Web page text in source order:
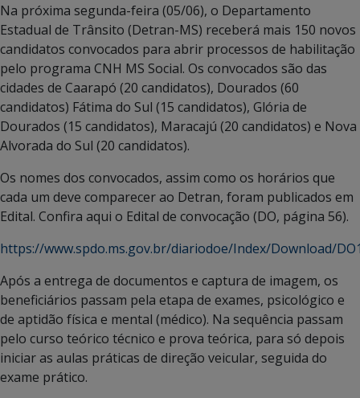
Na próxima segunda-feira (05/06), o Departamento
Estadual de Trânsito (Detran-MS) receberá mais 150 novos
candidatos convocados para abrir processos de habilitação
pelo programa CNH MS Social. Os convocados são das
cidades de Caarapó (20 candidatos), Dourados (60
candidatos) Fátima do Sul (15 candidatos), Glória de
Dourados (15 candidatos), Maracajú (20 candidatos) e Nova
Alvorada do Sul (20 candidatos).
Os nomes dos convocados, assim como os horários que
cada um deve comparecer ao Detran, foram publicados em
Edital. Confira aqui o Edital de convocação (DO, página 56).
https://www.spdo.ms.gov.br/diariodoe/Index/Download/
Após a entrega de documentos e captura de imagem, os
beneficiários passam pela etapa de exames, psicológico e
de aptidão física e mental (médico). Na sequência passam
pelo curso teórico técnico e prova teórica, para só depois
iniciar as aulas práticas de direção veicular, seguida do
exame prático.